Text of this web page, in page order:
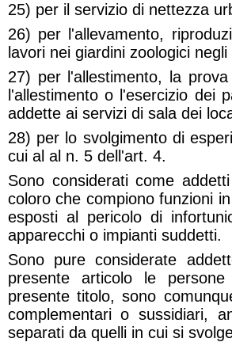
25) per il servizio di nettezza
26) per l'allevamento,
lavori nei giardini zoologici negli
27) per l'allestimento, la
l'allestimento o l'esercizio dei
addette ai servizi di sala dei
28) per lo svolgimento di
cui al al n. 5 dell'art. 4.
Sono considerati come
coloro che compiono funzioni
esposti al pericolo di
apparecchi o impianti suddetti.
Sono pure considerate
presente articolo le
presente titolo, sono
complementari o sussidiari,
separati da quelli in cui si